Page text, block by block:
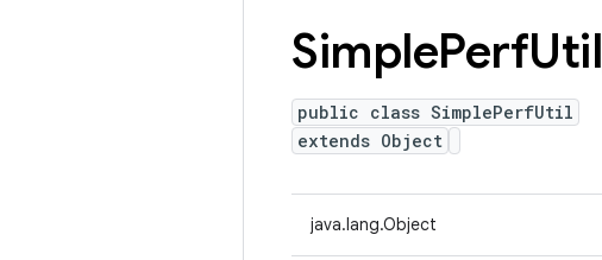
SimplePerfUtil
public class SimplePerfUtil
extends Object
java.lang.Object